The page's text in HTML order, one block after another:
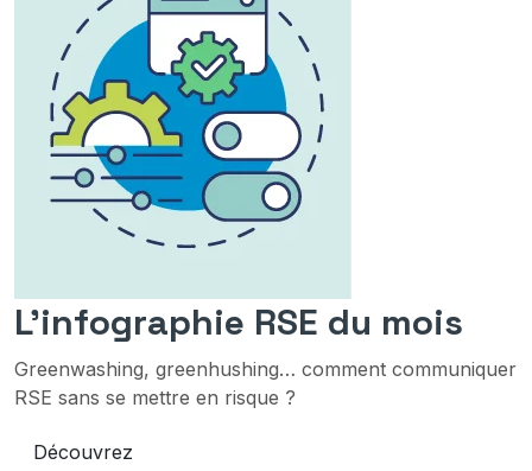
L'infographie RSE du mois
Greenwashing, greenhushing… comment communiquer
RSE sans se mettre en risque ?
Découvrez